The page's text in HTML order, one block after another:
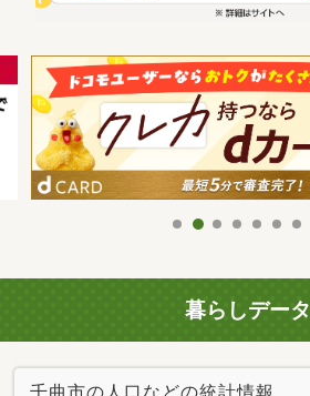
暮らしデータ
千曲市の人口などの統計情報